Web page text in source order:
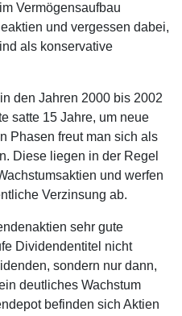
Vermögensaufbau
und vergessen dabei,
als konservative
den Jahren 2000 bis 2002
satte 15 Jahre, um neue
Phasen freut man sich als
Diese liegen in der Regel
und werfen
Verzinsung ab.
sehr gute
Dividendentitel nicht
sondern nur dann,
deutliches Wachstum
befinden sich Aktien